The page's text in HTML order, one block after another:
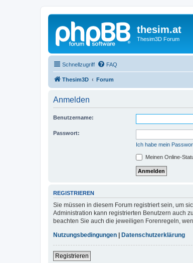
thesim.at
Thesim3D Forum
Schnellzugriff FAQ
Thesim3D Forum
Anmelden
Benutzername:
Passwort:
Ich habe mein
Meinen Online-
REGISTRIEREN
Sie müssen in diesem Forum registriert sein, um
Administration kann registrierten Benutzern auch
beachten Sie auch die jeweiligen Forenregeln,
Nutzungsbedingungen | Datenschutzerklärung
Registrieren